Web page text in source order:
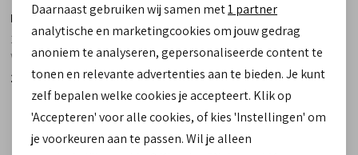
Hassia
304192 3200 Capri blauw -
wijdte H
179.90
Hassia
302454 0500 Cordoba beige -
wijdte K
179.90
Marketing cookies
Daarnaast gebruiken wij samen met1 partner
analytische en marketingcookies om jouw gedrag
anoniem te analyseren, gepersonaliseerde content te
tonen en relevante advertenties aan te bieden. Je kunt
zelf bepalen welke cookies je accepteert. Klik op
'Accepteren' voor alle cookies, of kies 'Instellingen' om
je voorkeuren aan te passen. Wil je alleen